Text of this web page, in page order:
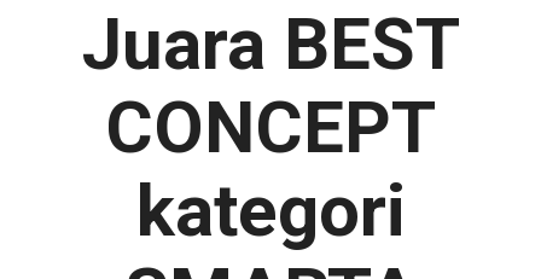
Juara BEST
CONCEPT
kategori